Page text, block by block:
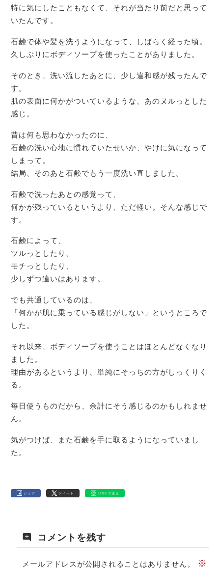
特に気にしたこともなくて、それが当たり前だと思って
いたんです。
石鹸で体や髪を洗うようになって、しばらく経った頃。
久しぶりにボディソープを使ったことがありました。
そのとき、洗い流したあとに、少し違和感が残ったんで
す。
肌の表面に何かがついているような、あのヌルっとした
感じ。
昔は何も思わなかったのに、
石鹸の洗い心地に慣れていたせいか、やけに気になって
しまって。
結局、そのあと石鹸でもう一度洗い直しました。
石鹸で洗ったあとの感覚って、
何かが残っているというより、ただ軽い。そんな感じで
す。
石鹸によって、
ツルっとしたり、
モチっとしたり、
少しずつ違いはあります。
でも共通しているのは、
「何かが肌に乗っている感じがしない」というところで
した。
それ以来、ボディソープを使うことはほとんどなくなり
ました。
理由があるというより、単純にそっちの方がしっくりく
る。
毎日使うものだから、余計にそう感じるのかもしれませ
ん。
気がつけば、また石鹸を手に取るようになっていまし
た。
シェア ツイート LINEで送る
コメントを残す
メールアドレスが公開されることはありません。 ※